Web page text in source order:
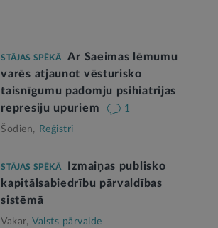
STĀJAS SPĒKĀ
Ar Saeimas lēmumu
varēs atjaunot vēsturisko
taisnīgumu padomju psihiatrijas
represiju upuriem
1
Šodien, Reģistri
STĀJAS SPĒKĀ
Izmaiņas publisko
kapitālsabiedrību pārvaldības
sistēmā
Vakar, Valsts pārvalde